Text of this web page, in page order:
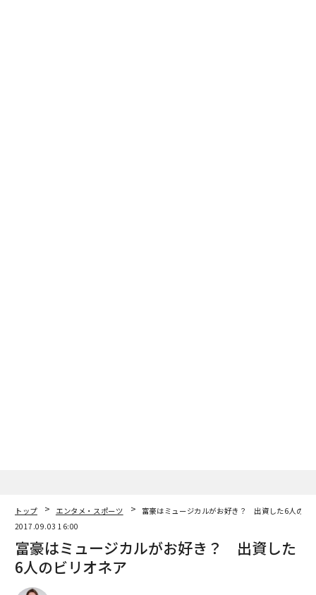
トップ エンタメ・スポーツ
富豪はミュージカルがお好き？ 出資した6人のビ
2017.09.03 16:00
富豪はミュージカルがお好き？ 出資した
6人のビリオネア